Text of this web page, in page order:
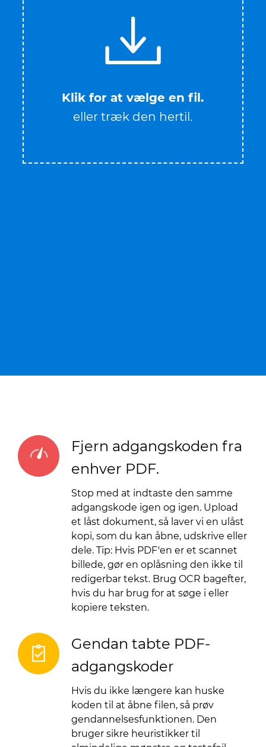
Klik for at vælge en fil.
eller træk den hertil.
Fjern adgangskoden fra
enhver PDF.
Stop med at indtaste den samme
adgangskode igen og igen. Upload
et låst dokument, så laver vi en ulåst
kopi, som du kan åbne, udskrive eller
dele. Tip: Hvis PDF'en er et scannet
billede, gør en oplåsning den ikke til
redigerbar tekst. Brug OCR bagefter,
hvis du har brug for at søge i eller
kopiere teksten.
Gendan tabte PDF-
adgangskoder
Hvis du ikke længere kan huske
koden til at åbne filen, så prøv
gendannelsesfunktionen. Den
bruger sikre heuristikker til